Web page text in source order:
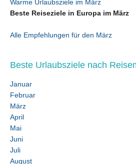
Warme Urlaubsziele im März
Beste Reiseziele in Europa im März
Alle Empfehlungen für den März
Beste Urlaubsziele nach
Januar
Februar
März
April
Mai
Juni
Juli
August